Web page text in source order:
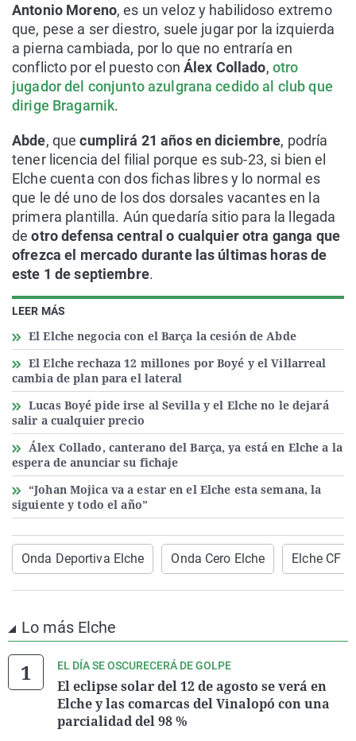
LEER MÁS
El Elche negocia con el Barça la cesión de Abde
El Elche rechaza 12 millones por Boyé y el Villarreal
cambia de plan para el lateral
Lucas Boyé pide irse al Sevilla y el Elche no le dejará
salir a cualquier precio
Álex Collado, canterano del Barça, ya está en Elche a la
espera de anunciar su fichaje
“Johan Mojica va a estar en el Elche esta semana, la
siguiente y todo el año”
Antonio Moreno, es un veloz y habilidoso extremo
que, pese a ser diestro, suele jugar por la izquierda
a pierna cambiada, por lo que no entraría en
conflicto por el puesto con Álex Collado, otro
jugador del conjunto azulgrana cedido al club que
dirige Bragarnik.
Abde, quecumplirá 21 años en diciembre, podría
tener licencia del filial porque es sub-23, si bien el
Elche cuenta con dos fichas libres y lo normal es
que le dé uno de los dos dorsales vacantes en la
primera plantilla. Aún quedaría sitio para la llegada
deotro defensa central o cualquier otra ganga que
ofrezca el mercado durante las últimas horas de
este 1 de septiembre.
Onda Deportiva Elche Onda Cero Elche Elche CF
Lo más Elche
EL DÍA SE OSCURECERÁ DE GOLPE
El eclipse solar del 12 de agosto se verá en
Elche y las comarcas del Vinalopó con una
parcialidad del 98 %